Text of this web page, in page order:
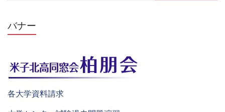
バナー
各大学資料請求